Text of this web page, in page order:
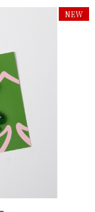
NEW